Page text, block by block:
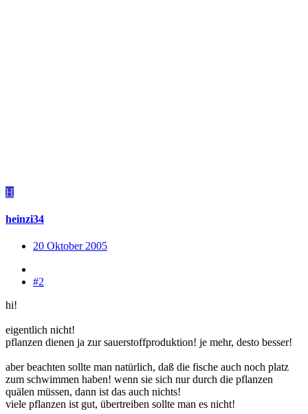
H
heinzi34
20 Oktober 2005
#2
hi!
eigentlich nicht!
pflanzen dienen ja zur sauerstoffproduktion! je mehr, desto besser!
aber beachten sollte man natürlich, daß die fische auch noch platz
zum schwimmen haben! wenn sie sich nur durch die pflanzen
quälen müssen, dann ist das auch nichts!
viele pflanzen ist gut, übertreiben sollte man es nicht!